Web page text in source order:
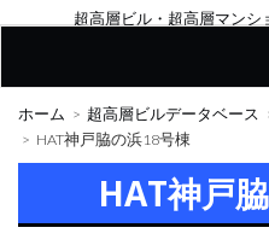
超高層ビル・超高層マンシ
ホーム 超高層ビルデータベース
HAT神戸脇の浜18号棟
HAT神戸